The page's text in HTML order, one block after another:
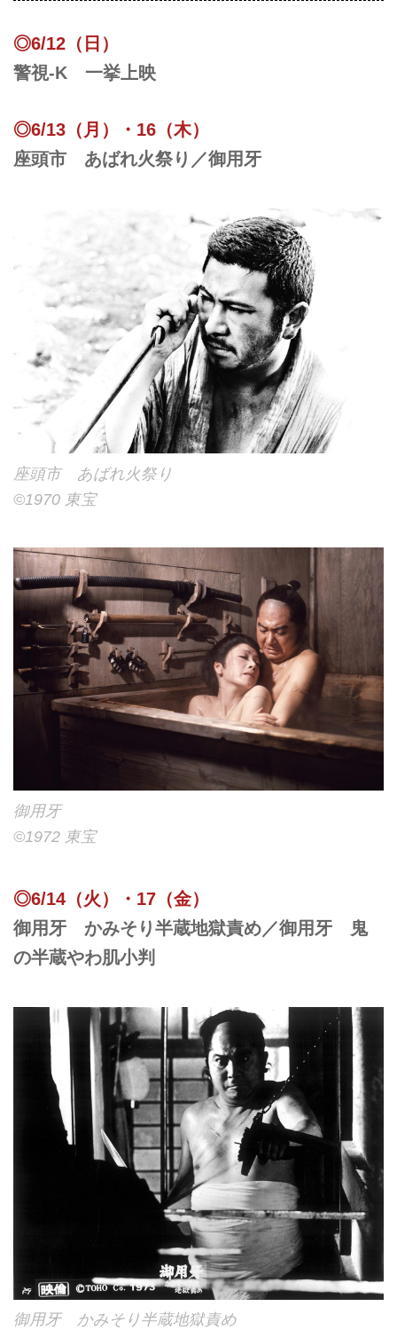
◎6/12（日）
警視-K 一挙上映
◎6/13（月）・16（木）
座頭市 あばれ火祭り／御用牙
座頭市 あばれ火祭り
©︎1970 東宝
御用牙
©︎1972 東宝
◎6/14（火）・17（金）
御用牙 かみそり半蔵地獄責め／御用牙 鬼
の半蔵やわ肌小判
御用牙 かみそり半蔵地獄責め